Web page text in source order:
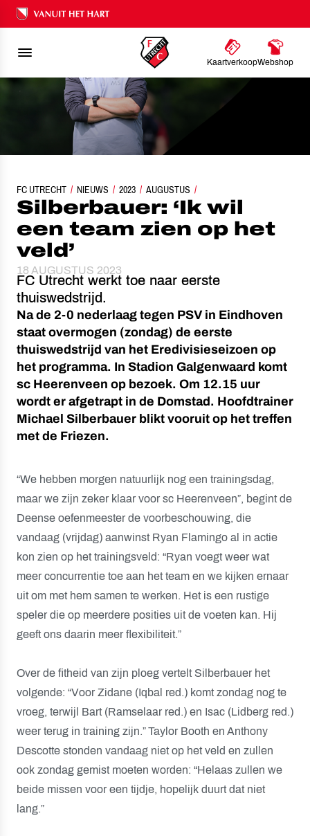
Ons nalatenschap
KaartverkoopWebshop
FC UTRECHT NIEUWS 2023 AUGUSTUS
SILBERBAUER: ‘IK WIL EEN TEAM ZIEN OP HET VELD’
Silberbauer: ‘Ik wil
een team zien op het
veld’
18 AUGUSTUS 2023
FC Utrecht werkt toe naar eerste
thuiswedstrijd.
Na de 2-0 nederlaag tegen PSV in Eindhoven
staat overmogen (zondag) de eerste
thuiswedstrijd van het Eredivisieseizoen op
het programma. In Stadion Galgenwaard komt
sc Heerenveen op bezoek. Om 12.15 uur
wordt er afgetrapt in de Domstad. Hoofdtrainer
Michael Silberbauer blikt vooruit op het treffen
met de Friezen.
“We hebben morgen natuurlijk nog een trainingsdag,
maar we zijn zeker klaar voor sc Heerenveen”, begint de
Deense oefenmeester de voorbeschouwing, die
vandaag (vrijdag) aanwinst Ryan Flamingo al in actie
kon zien op het trainingsveld: “Ryan voegt weer wat
meer concurrentie toe aan het team en we kijken ernaar
uit om met hem samen te werken. Het is een rustige
speler die op meerdere posities uit de voeten kan. Hij
geeft ons daarin meer flexibiliteit.”
Over de fitheid van zijn ploeg vertelt Silberbauer het
volgende: “Voor Zidane (Iqbal red.) komt zondag nog te
vroeg, terwijl Bart (Ramselaar red.) en Isac (Lidberg red.)
weer terug in training zijn.” Taylor Booth en Anthony
Descotte stonden vandaag niet op het veld en zullen
ook zondag gemist moeten worden: “Helaas zullen we
beide missen voor een tijdje, hopelijk duurt dat niet
lang.”